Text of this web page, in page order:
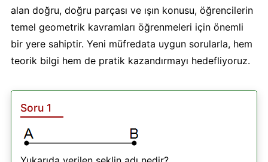
alan doğru, doğru parçası ve ışın konusu, öğrencilerin
temel geometrik kavramları öğrenmeleri için önemli
bir yere sahiptir. Yeni müfredata uygun sorularla, hem
teorik bilgi hem de pratik kazandırmayı hedefliyoruz.
Soru 1